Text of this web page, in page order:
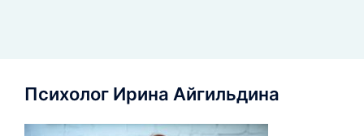
Психолог Ирина Айгильдина